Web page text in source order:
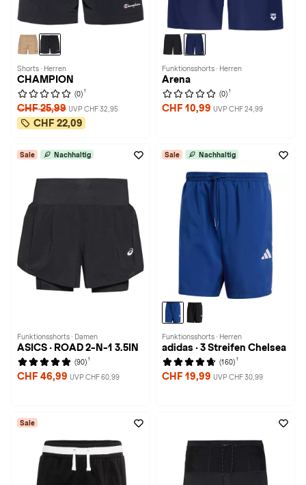
Shorts · Herren
CHAMPION
(0) 1
CHF 25,99 UVP CHF 32,95
CHF 22,09
Funktionsshorts · Herren
Arena
(0) 1
CHF 10,99 UVP CHF 24,99
Sale Nachhaltig
Funktionsshorts · Damen
ASICS · ROAD 2-N-1 3.5IN
(90) 1
CHF 46,99 UVP CHF 60,99
Sale Nachhaltig
Funktionsshorts · Herren
adidas · 3 Streifen Chelsea
(160) 1
CHF 19,99 UVP CHF 30,99
Sale